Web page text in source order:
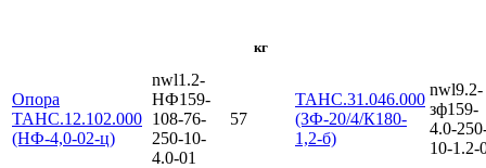
кг
Опора
ТАНС.12.102.000
(НФ-4,0-02-ц)
nwl1.2-
НФ159-
108-76-
250-10-
4.0-01
57
ТАНС.31.046.000
(ЗФ-20/4/К180-
1,2-б)
nwl9.2-
зф159-
4.0-
10-1.2-